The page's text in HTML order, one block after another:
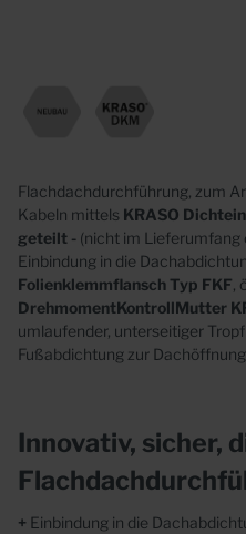
Flachdachdurchführung, zum
Kabeln mittels KRASO
geteilt - (nicht im Lieferumfang
Einbindung in die
Folienklemmflansch Typ FKF,
DrehmomentKontrollMutter
umlaufender, unterseitiger
Fußabdichtung zur
Innovativ, sicher,
+ Einbindung in die